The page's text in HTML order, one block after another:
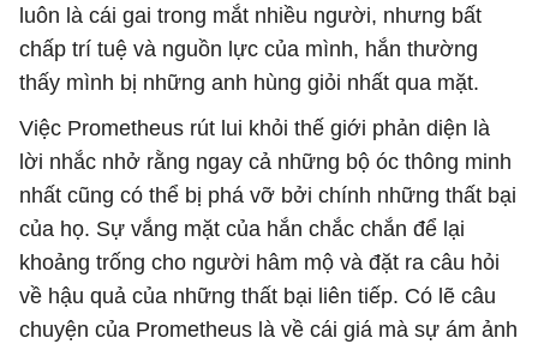
luôn là cái gai trong mắt nhiều người, nhưng bất
chấp trí tuệ và nguồn lực của mình, hắn thường
thấy mình bị những anh hùng giỏi nhất qua mặt.
Việc Prometheus rút lui khỏi thế giới phản diện là
lời nhắc nhở rằng ngay cả những bộ óc thông minh
nhất cũng có thể bị phá vỡ bởi chính những thất bại
của họ. Sự vắng mặt của hắn chắc chắn để lại
khoảng trống cho người hâm mộ và đặt ra câu hỏi
về hậu quả của những thất bại liên tiếp. Có lẽ câu
chuyện của Prometheus là về cái giá mà sự ám ảnh